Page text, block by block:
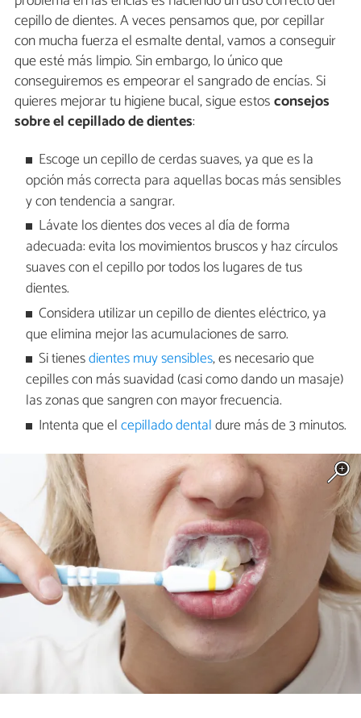
cepillo de dientes. A veces pensamos que, por cepillar
con mucha fuerza el esmalte dental, vamos a conseguir
que esté más limpio. Sin embargo, lo único que
conseguiremos es empeorar el sangrado de encías. Si
quieres mejorar tu higiene bucal, sigue estosconsejos
sobre el cepillado de dientes:
Escoge un cepillo de cerdas suaves, ya que es la
opción más correcta para aquellas bocas más sensibles
y con tendencia a sangrar.
Lávate los dientes dos veces al día de forma
adecuada: evita los movimientos bruscos y haz círculos
suaves con el cepillo por todos los lugares de tus
dientes.
Considera utilizar un cepillo de dientes eléctrico, ya
que elimina mejor las acumulaciones de sarro.
Si tienesdientes muy sensibles, es necesario que
cepilles con más suavidad (casi como dando un masaje)
las zonas que sangren con mayor frecuencia.
Intenta que elcepillado dentaldure más de 3 minutos.